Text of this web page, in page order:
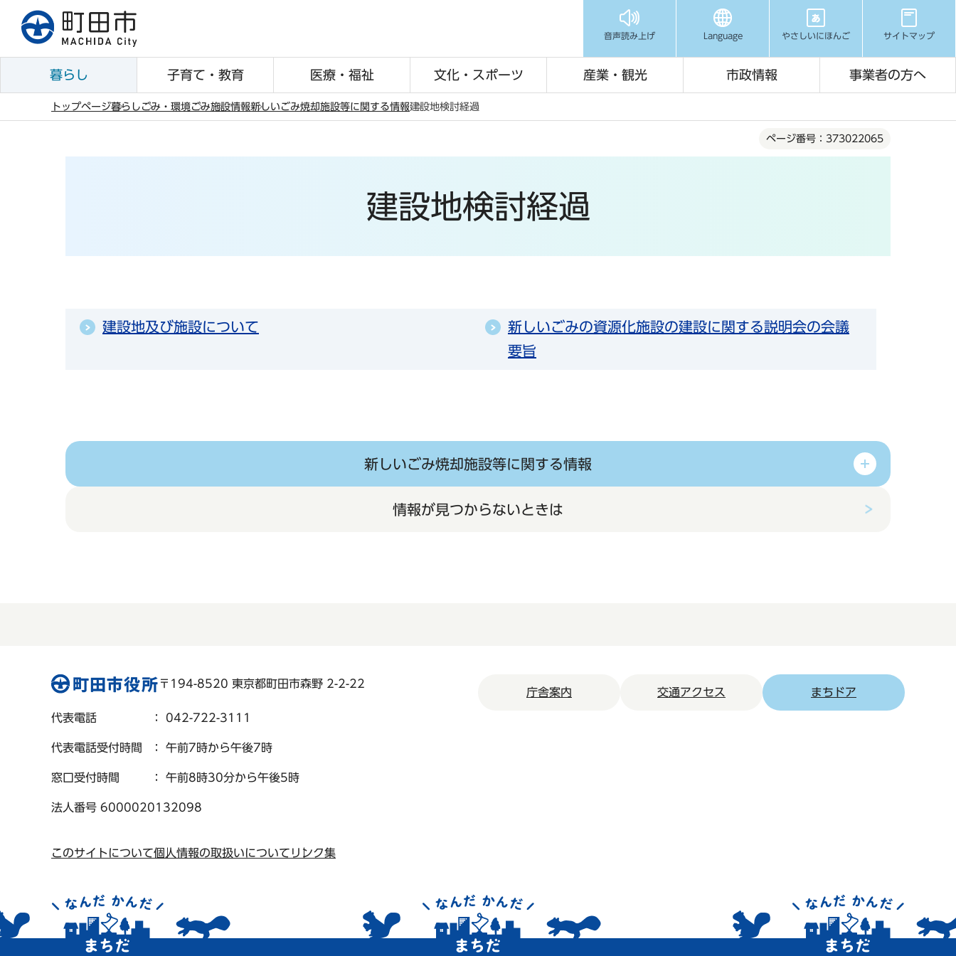
先
音声読み上げ Language やさしいにほんご サイトマップ
暮らし 子育て・教育 医療・福祉 文化・スポーツ 産業・観光 市政情報 事業者の方へ
トップページ暮らし ごみ・環境ごみ施設情報新しいごみ焼却施設等に関する情報建設地検討経過
ページ番号：373022065
建設地検討経過
建設地及び施設について
新しいごみの資源化施設の建設に関する説明会の会議
要旨
新しいごみ焼却施設等に関する情報
情報が見つからないときは
〒194-8520 東京都町田市森野 2-2-22
代表電話 ： 042-722-3111
代表電話受付時間 ： 午前7時から午後7時
窓口受付時間 ： 午前8時30分から午後5時
法人番号 6000020132098
このサイトについて個人情報の取扱いについて リンク集
庁舎案内 交通アクセス まちドア